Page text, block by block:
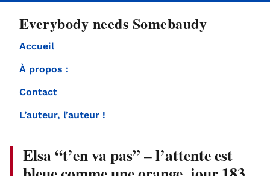
Everybody needs Somebaudy
Accueil
À propos :
Contact
L’auteur, l’auteur !
Elsa “t’en va pas” – l’attente est